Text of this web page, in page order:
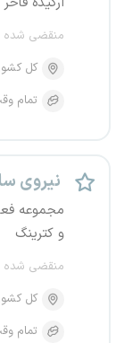
منقضی شده
کل
تمام
نیروی
مجموعه
و کترینگ
منقضی شده
کل
تمام